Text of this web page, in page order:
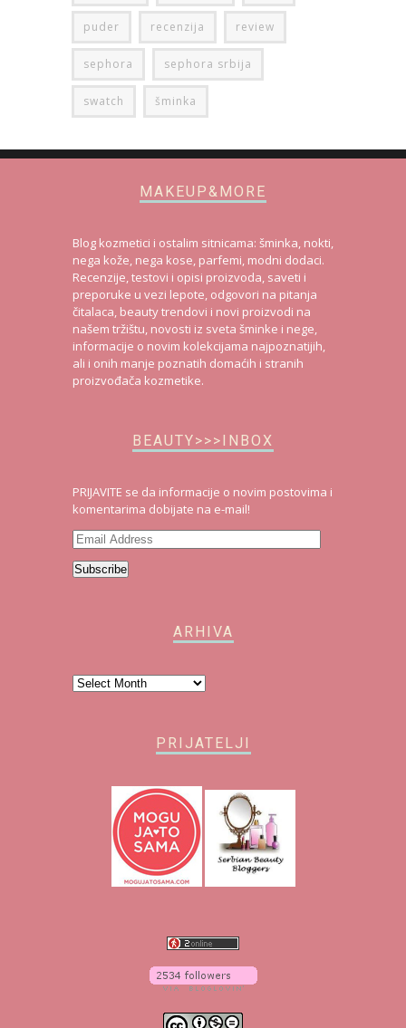
puder recenzija review
sephora sephora srbija
swatch šminka
MAKEUP&MORE
Blog kozmetici i ostalim sitnicama: šminka, nokti,
nega kože, nega kose, parfemi, modni dodaci.
Recenzije, testovi i opisi proizvoda, saveti i
preporuke u vezi lepote, odgovori na pitanja
čitalaca, beauty trendovi i novi proizvodi na
našem tržištu, novosti iz sveta šminke i nege,
informacije o novim kolekcijama najpoznatijih,
ali i onih manje poznatih domaćih i stranih
proizvođača kozmetike.
BEAUTY>>>INBOX
PRIJAVITE se da informacije o novim postovima i
komentarima dobijate na e-mail!
Email
Address
Subscribe
ARHIVA
Arhiva
PRIJATELJI